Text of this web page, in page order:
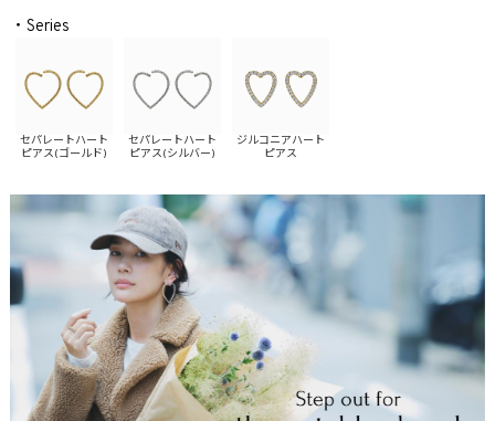
・Series
セパレートハート
ピアス(ゴールド)
セパレートハート
ピアス(シルバー)
ジルコニアハート
ピアス